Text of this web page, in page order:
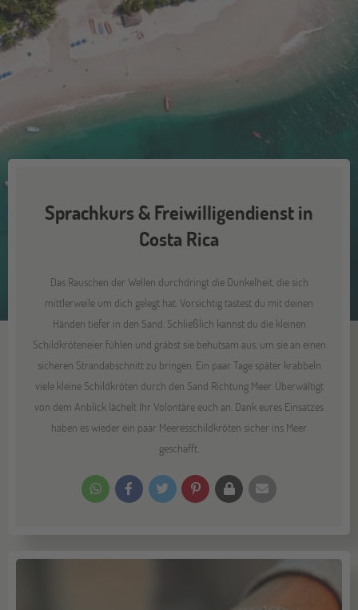
Sprachkurs & Freiwilligendienst in
Costa Rica
Das Rauschen der Wellen durchdringt die Dunkelheit, die sich
mittlerweile um dich gelegt hat. Vorsichtig tastest du mit deinen
Händen tiefer in den Sand. Schließlich kannst du die kleinen
Schildkröteneier fühlen und gräbst sie behutsam aus, um sie an einen
sicheren Strandabschnitt zu bringen. Ein paar Tage später krabbeln
viele kleine Schildkröten durch den Sand Richtung Meer. Überwältigt
von dem Anblick lächelt Ihr Volontäre euch an. Dank eures Einsatzes
haben es wieder ein paar Meeresschildkröten sicher ins Meer
geschafft.